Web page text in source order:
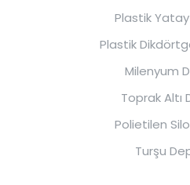
Plastik
Plastik
Milenyum
Toprak Altı
Polietilen
Turşu